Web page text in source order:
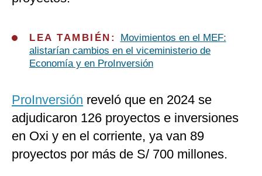
LEA TAMBIÉN:
Movimientos en el MEF:
alistarían cambios en el viceministerio de
Economía y en ProInversión
ProInversión reveló que en 2024 se
adjudicaron 126 proyectos e inversiones
en Oxi y en el corriente, ya van 89
proyectos por más de S/ 700 millones.